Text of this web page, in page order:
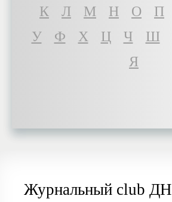
К
Л М Н О П
У
Ф Х Ц Ч Ш
Я
Журнальный club ДН